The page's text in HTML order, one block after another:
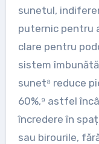
sunetul,
puternic pentru
clare pentru
sistem
sunet⁸ reduce
60%,⁹ astfel
încredere în
sau birourile,